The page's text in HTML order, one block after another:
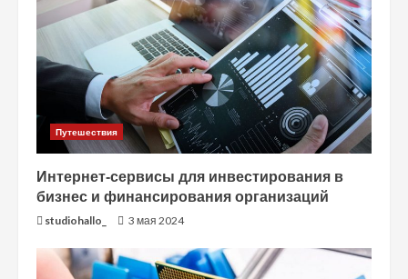
Путешествия
Интернет-сервисы для инвестирования в
бизнес и финансирования организаций
studiohallo_ 3 мая 2024